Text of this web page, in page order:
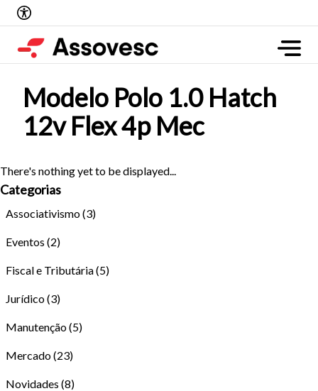
Modelo Polo 1.0 Hatch
12v Flex 4p Mec
There's nothing yet to be displayed...
Categorias
Associativismo(3)
Eventos (2)
Fiscal e Tributária(5)
Jurídico(3)
Manutenção(5)
Mercado(23)
Novidades (8)